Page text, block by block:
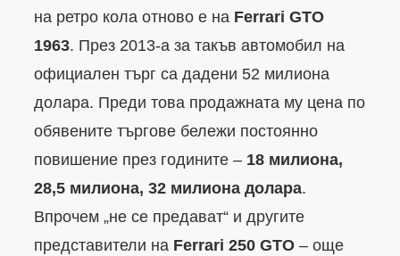
на ретро кола отново е на Ferrari GTO
1963. През 2013-а за такъв автомобил на
официален търг са дадени 52 милиона
долара. Преди това продажната му цена по
обявените търгове бележи постоянно
повишение през годините – 18 милиона,
28,5 милиона, 32 милиона долара.
Впрочем „не се предават“ и другите
представители на Ferrari 250 GTO – още